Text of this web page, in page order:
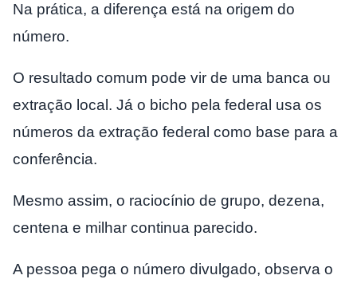
Na prática, a diferença está na origem do
número.
O resultado comum pode vir de uma banca ou
extração local. Já o bicho pela federal usa os
números da extração federal como base para a
conferência.
Mesmo assim, o raciocínio de grupo, dezena,
centena e milhar continua parecido.
A pessoa pega o número divulgado, observa o